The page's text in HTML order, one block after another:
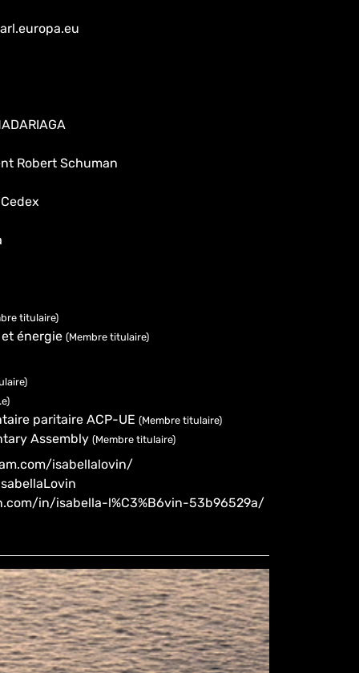
Robert Schuman
titulaire)
et énergie(Membre titulaire)
paritaire ACP-UE(Membre titulaire)
Assembly(Membre titulaire)
isabellalovin/
in/isabella-l%C3%B6vin-53b96529a/